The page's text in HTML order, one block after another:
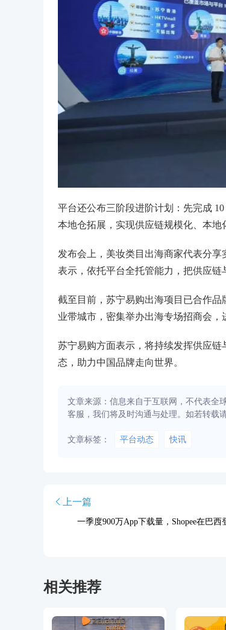
平台还公布三阶段进阶计划：先完成
本地仓拓展，实现供应链规模化、本地
发布会上，美妆类目出海商家代表分
表示，依托平台全托管能力，把供应链
截至目前，苏宁易购出海项目已合作
业带城市，密集举办出海专场招商会，
苏宁易购方面表示，将持续发挥供应
态，助力中国品牌走向世界。
文章来源：信息来自于互联网，不代表全
客服，我们将及时沟通与处理。如若转载
文章标签： 平台动态 快讯
上一篇
一季度900万App下载量，Shopee在巴西
相关推荐